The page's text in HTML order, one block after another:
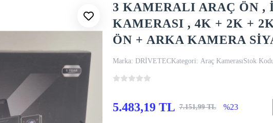
3 KAMERALI ARAÇ ÖN ,
KAMERASI , 4K + 2K +
ÖN + ARKA KAMERA
Marka: DRİVETECKategori: Araç KamerasıStok
5.483,19 TL 7.151,99 TL %23